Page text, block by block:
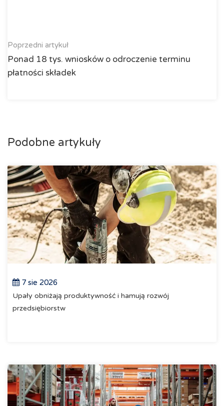
Poprzedni artykuł
Ponad 18 tys. wniosków o odroczenie terminu
płatności składek
Podobne artykuły
7 sie 2026
Upały obniżają produktywność i hamują rozwój
przedsiębiorstw